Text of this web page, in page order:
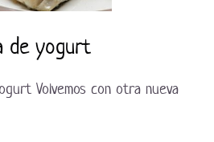
de yogurt
Volvemos con otra nueva